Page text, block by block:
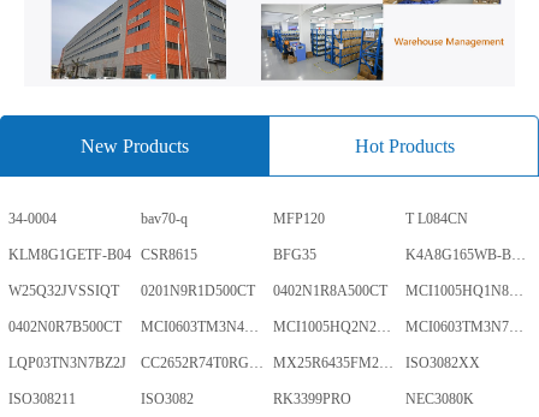
New Products Hot Products
34-0004 bav70-q MFP120 T L084CN
KLM8G1GETF-B04 CSR8615 BFG35 K4A8G165WB-BCWE
W25Q32JVSSIQT 0201N9R1D500CT 0402N1R8A500CT MCI1005HQ1N8SHBP
0402N0R7B500CT MCI0603TM3N4BHBP MCI1005HQ2N2BHBP MCI0603TM3N7BHBP
LQP03TN3N7BZ2J CC2652R74T0RGZR MX25R6435FM2IL0TR ISO3082XX
ISO308211 ISO3082 RK3399PRO NEC3080K